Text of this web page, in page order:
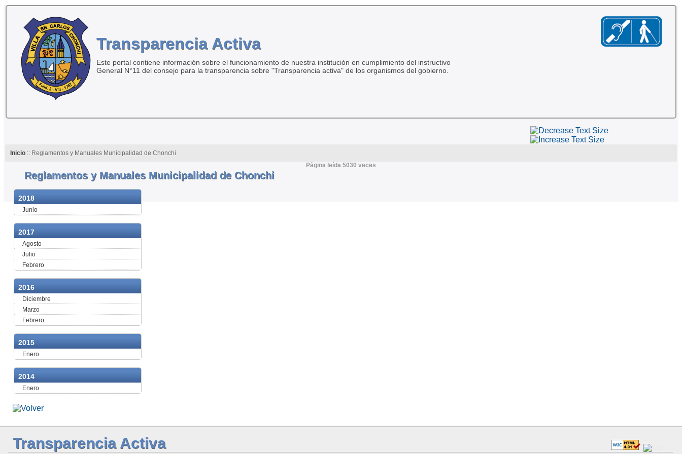
Transparencia Activa
Este portal contiene información sobre el funcionamiento de nuestra institución en cumplimiento del instructivo
General N°11 del consejo para la transparencia sobre "Transparencia activa" de los organismos del gobierno.
Inicio :: Reglamentos y Manuales Municipalidad de Chonchi
Página leída 5030 veces
Reglamentos y Manuales Municipalidad de Chonchi
2018
Junio
2017
Agosto
Julio
Febrero
2016
Diciembre
Marzo
Febrero
2015
Enero
2014
Enero
Transparencia Activa